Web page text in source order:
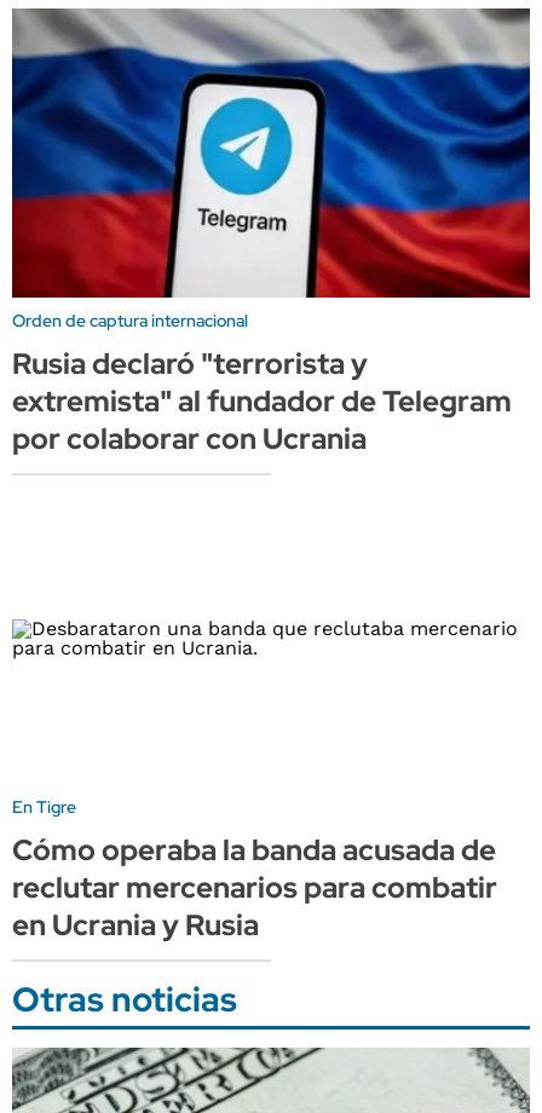
Orden de captura internacional
Rusia declaró "terrorista y
extremista" al fundador de Telegram
por colaborar con Ucrania
En Tigre
Cómo operaba la banda acusada de
reclutar mercenarios para combatir
en Ucrania y Rusia
Otras noticias